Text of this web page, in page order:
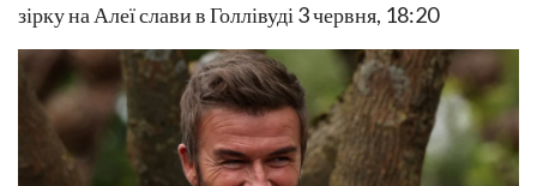
зірку на Алеї слави в Голлівуді 3 червня, 18:20